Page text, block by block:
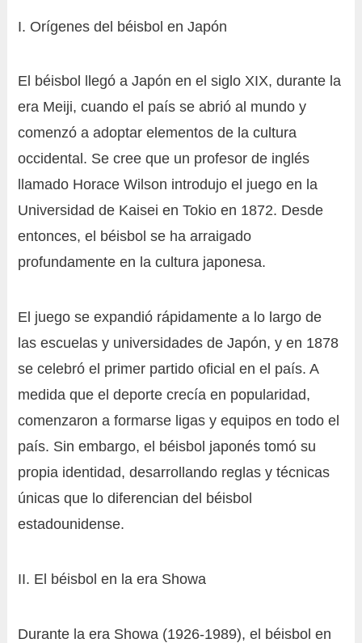
I. Orígenes del béisbol en Japón
El béisbol llegó a Japón en el siglo XIX, durante la
era Meiji, cuando el país se abrió al mundo y
comenzó a adoptar elementos de la cultura
occidental. Se cree que un profesor de inglés
llamado Horace Wilson introdujo el juego en la
Universidad de Kaisei en Tokio en 1872. Desde
entonces, el béisbol se ha arraigado
profundamente en la cultura japonesa.
El juego se expandió rápidamente a lo largo de
las escuelas y universidades de Japón, y en 1878
se celebró el primer partido oficial en el país. A
medida que el deporte crecía en popularidad,
comenzaron a formarse ligas y equipos en todo el
país. Sin embargo, el béisbol japonés tomó su
propia identidad, desarrollando reglas y técnicas
únicas que lo diferencian del béisbol
estadounidense.
II. El béisbol en la era Showa
Durante la era Showa (1926-1989), el béisbol en